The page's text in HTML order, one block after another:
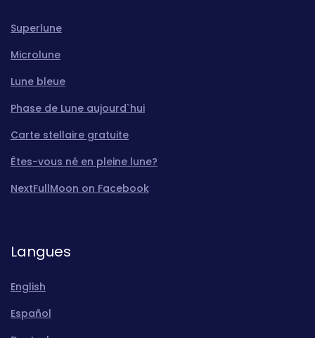
Superlune
Microlune
Lune bleue
Phase de Lune aujourd`hui
Carte stellaire gratuite
Êtes-vous né en pleine lune?
NextFullMoon on Facebook
Langues
English
Español